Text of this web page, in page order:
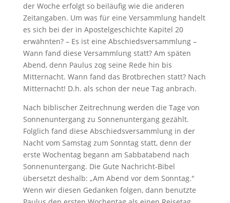
der Woche erfolgt so beiläufig wie die anderen
Zeitangaben. Um was für eine Versammlung handelt
es sich bei der in Apostelgeschichte Kapitel 20
erwähnten? – Es ist eine Abschiedsversammlung –
Wann fand diese Versammlung statt? Am späten
Abend, denn Paulus zog seine Rede hin bis
Mitternacht. Wann fand das Brotbrechen statt? Nach
Mitternacht! D.h. als schon der neue Tag anbrach.
Nach biblischer Zeitrechnung werden die Tage von
Sonnenuntergang zu Sonnenuntergang gezählt.
Folglich fand diese Abschiedsversammlung in der
Nacht vom Samstag zum Sonntag statt, denn der
erste Wochentag begann am Sabbatabend nach
Sonnenuntergang. Die Gute Nachricht-Bibel
übersetzt deshalb: „Am Abend vor dem Sonntag."
Wenn wir diesen Gedanken folgen, dann benutzte